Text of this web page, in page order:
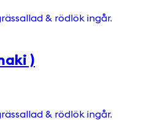
& rödlök ingår.
)
& rödlök ingår.